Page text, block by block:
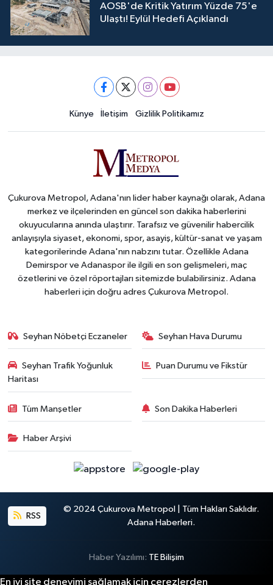
AOSB'de Kritik Yatırım Yüzde 75'e
Ulaştı! Eylül Hedefi Açıklandı
Künye İletişim Gizlilik Politikamız
Çukurova Metropol, Adana'nın lider haber kaynağı olarak, Adana
merkez ve ilçelerinden en güncel son dakika haberlerini
okuyucularına anında ulaştırır. Tarafsız ve güvenilir habercilik
anlayışıyla siyaset, ekonomi, spor, asayiş, kültür-sanat ve yaşam
kategorilerinde Adana'nın nabzını tutar. Özellikle Adana
Demirspor ve Adanaspor ile ilgili en son gelişmeleri, maç
özetlerini ve özel röportajları sitemizde bulabilirsiniz. Adana
haberleri için doğru adres Çukurova Metropol.
Seyhan Nöbetçi Eczaneler Seyhan Hava Durumu
Seyhan Trafik Yoğunluk
Haritası
Puan Durumu ve Fikstür
Tüm Manşetler Son Dakika Haberleri
Haber Arşivi
RSS
© 2024 Çukurova Metropol | Tüm Hakları Saklıdır.
Adana Haberleri.
Haber Yazılımı: TE Bilişim
En iyi site deneyimi sağlamak için çerezlerden